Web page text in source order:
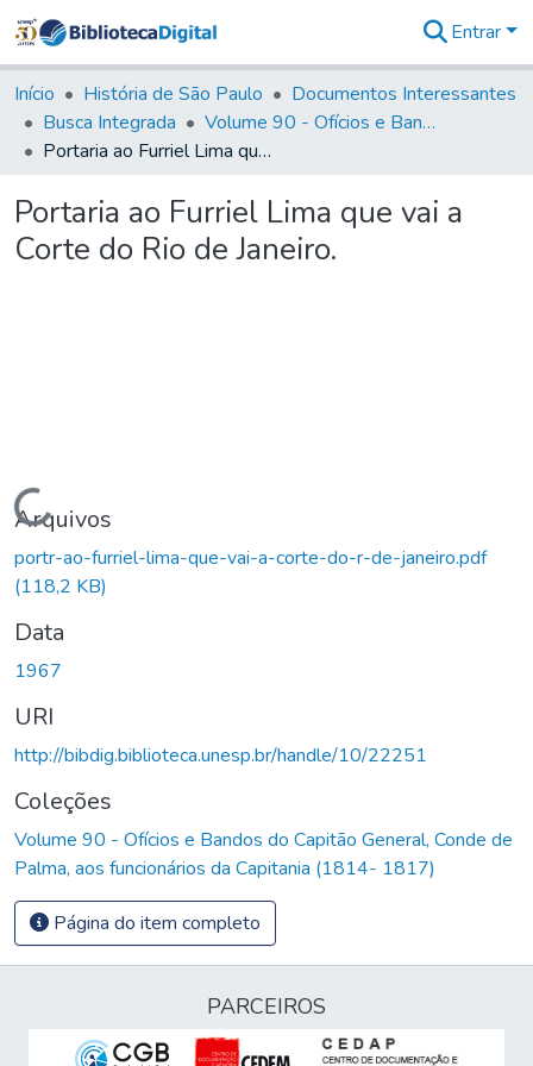
&
Coleções
Tudo na
Biblioteca
Estatísticas
Entrar
Início História de São Paulo
Documentos Interessantes
Busca Integrada
Volume 90 - Ofícios e Bandos do Capitão General, Conde de Palma, aos funcionários da Capitania (1814- 1817)
Portaria ao Furriel Lima que vai a Corte do Rio de Janeiro.
Portaria ao Furriel Lima que vai a
Corte do Rio de Janeiro.
Carregando...
Arquivos
portr-ao-furriel-lima-que-vai-a-corte-do-r-de-janeiro.pdf
(118,2 KB)
Data
1967
URI
http://bibdig.biblioteca.unesp.br/handle/10/22251
Coleções
Volume 90 - Ofícios e Bandos do Capitão General, Conde de
Palma, aos funcionários da Capitania (1814- 1817)
Página do item completo
PARCEIROS